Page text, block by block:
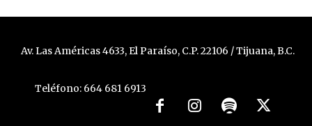
Av. Las Américas 4633, El Paraíso, C.P. 22106 / Tijuana, B.C.
Teléfono: 664 681 6913